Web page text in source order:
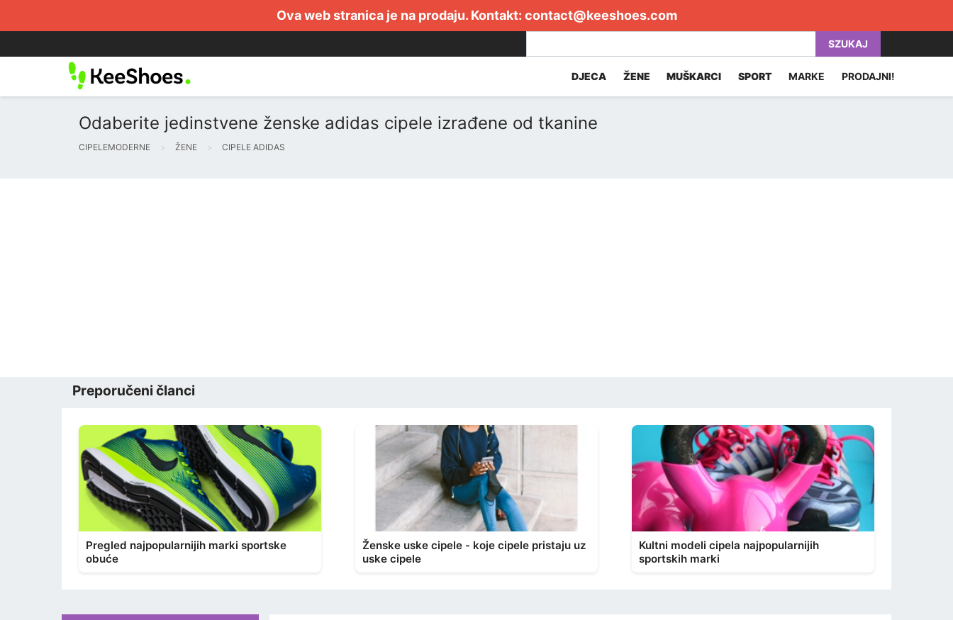
Ova web stranica je na prodaju. Kontakt: contact@keeshoes.com
SZUKAJ
DJECA ŽENE MUŠKARCI SPORT MARKE PRODAJNI!
Odaberite jedinstvene ženske adidas cipele izrađene od tkanine
CIPELEMODERNE ŽENE CIPELE ADIDAS
Preporučeni članci
Pregled najpopularnijih marki sportske
obuće
Ženske uske cipele - koje cipele pristaju uz
uske cipele
Kultni modeli cipela najpopularnijih
sportskih marki